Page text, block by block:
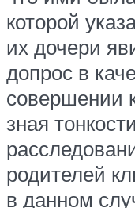
которой
их дочери
допрос в
совершении
зная
родителей
в данном